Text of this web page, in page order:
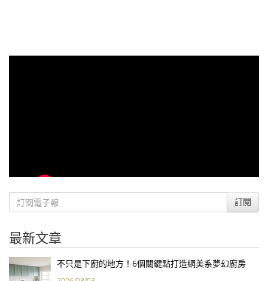
訂閱
最新文章
不只是下廚的地方！6個關鍵點打造網美系夢幻廚房